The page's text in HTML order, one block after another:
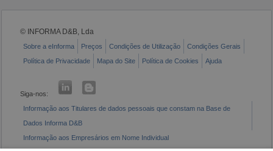
© INFORMA D&B, Lda
Sobre a eInforma Preços Condições de Utilização
Condições Gerais
Política de Privacidade
Mapa do Site Política de Cookies Ajuda
Siga-nos:
Informação aos Titulares de dados pessoais que constam na Base de
Dados Informa D&B
Informação aos Empresários em Nome Individual